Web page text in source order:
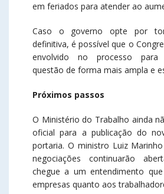
em feriados para atender ao
Caso o governo opte por
definitiva, é possível que o
envolvido no processo para
questão de forma mais ampla e
Próximos passos
O Ministério do Trabalho ainda
oficial para a publicação do
portaria. O ministro Luiz
negociações continuarão
chegue a um entendimento
empresas quanto aos